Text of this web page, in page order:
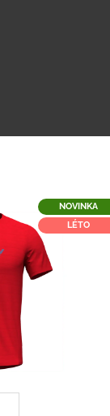
NOVINKA
LÉTO